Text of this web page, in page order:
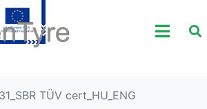
TÜV cert_HU_ENG